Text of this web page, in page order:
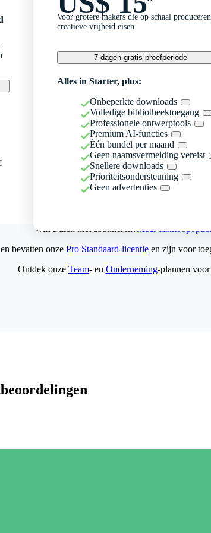
Voor grotere makers die op schaal
creatieve vrijheid eisen
7 dagen gratis proefperiode
Alles in Starter, plus:
Onbeperkte downloads
Volledige bibliotheektoegang
Professionele ontwerptools
Premium AI-functies
Één bundel per maand
Geen naamsvermelding vereist
Snellere downloads
Prioriteitsondersteuning
Geen advertenties
Wilt u zich niet abonneren?Meer
bevatten onze Pro Standaard-licentie en zijn voor
Ontdek onze Team- en Onderneming-plannen